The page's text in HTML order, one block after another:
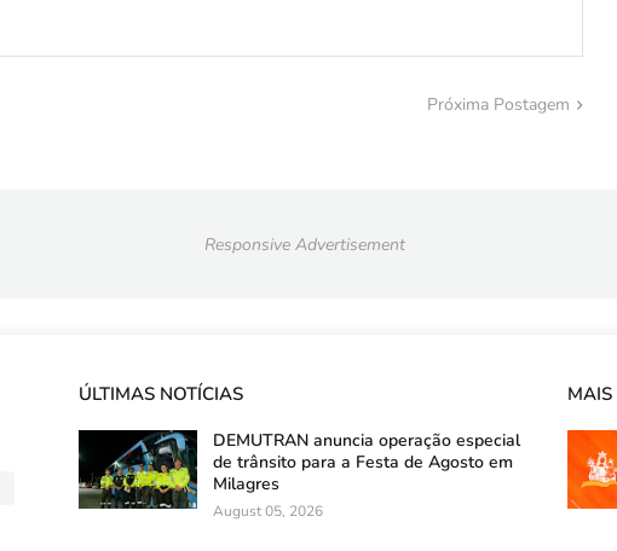
Próxima Postagem
Responsive Advertisement
ÚLTIMAS NOTÍCIAS
DEMUTRAN anuncia operação especial
de trânsito para a Festa de Agosto em
Milagres
August 05, 2026
MAIS